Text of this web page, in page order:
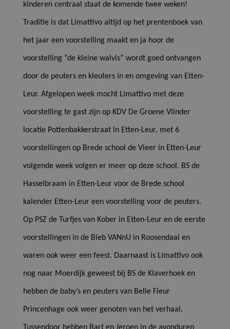
kinderen centraal staat de komende twee weken!
Traditie is dat Limattivo altijd op het prentenboek van
het jaar een voorstelling maakt en ja hoor de
voorstelling “de kleine walvis” wordt goed ontvangen
door de peuters en kleuters in en omgeving van Etten-
Leur. Afgelopen week mocht Limattivo met deze
voorstelling te gast zijn op KDV De Groene Vlinder
locatie Pottenbakkerstraat in Etten-Leur, met 6
voorstellingen op Brede school de Vleer in Etten-Leur
volgende week volgen er meer op deze school. BS de
Hasselbraam in Etten-Leur voor de Brede school
kalender Etten-Leur een voorstelling voor de peuters.
Op PSZ de Turfjes van Kober in Etten-Leur en de eerste
voorstellingen in de Bieb VANnU in Roosendaal en
waren ook weer een feest. Daarnaast is Limattivo ook
nog naar Moerdijk geweest bij BS de Klaverhoek en
hebben de baby’s en peuters van Belle Fleur
Princenhage ook weer genoten van het verhaal.